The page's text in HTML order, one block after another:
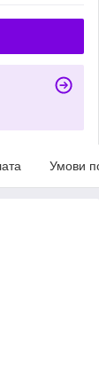
Умови